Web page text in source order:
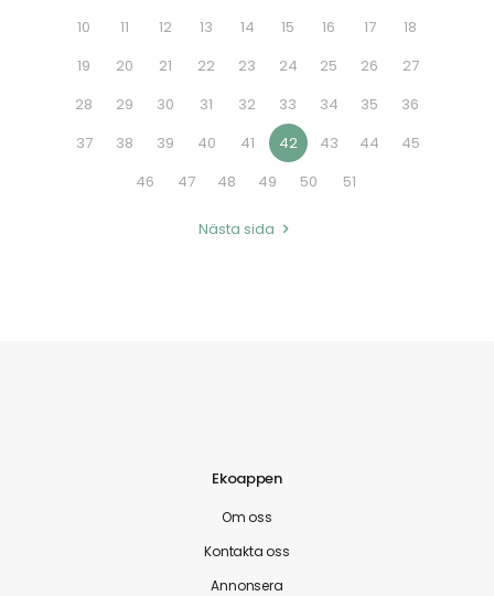
10
11 12 13 14 15 16 17
18
19
20 21 22 23 24 25 26
27
28
29 30 31 32 33 34 35
36
37
38 39 40 41 42 43 44
45
46
47 48 49 50 51
Nästa sida
Ekoappen
Om oss
Kontakta oss
Annonsera